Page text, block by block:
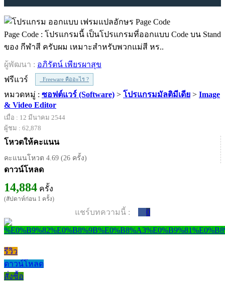
Page Code : โปรแกรมนี้ เป็นโปรแกรมที่ออกแบบ Code บน Stand
ของ กีฬาสี ครับผม เหมาะสำหรับพวกแม่สี หร..
ผู้พัฒนา : อภิรัตน์ เพียรผาสุข
ฟรีแวร์
Freeware คืออะไร ?
หมวดหมู่ : ซอฟต์แวร์ (Software) > โปรแกรมมัลติมีเดีย > Image
& Video Editor
เมื่อ : 12 มีนาคม 2544
ผู้ชม : 62,878
โหวตให้คะแนน
คะแนนโหวต 4.69 (26 ครั้ง)
ดาวน์โหลด
14,884 ครั้ง
(สัปดาห์ก่อน 1 ครั้ง)
แชร์บทความนี้ : 0
รีวิว
ดาวน์โหลด
สั่งซื้อ